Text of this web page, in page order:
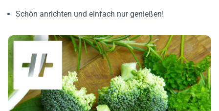
Schön anrichten und einfach nur genießen!